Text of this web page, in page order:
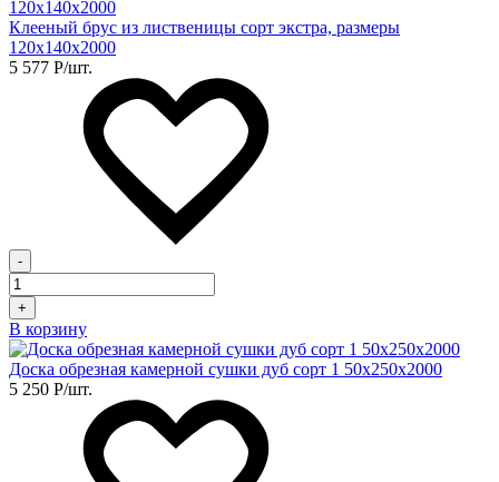
Клееный брус из лиственицы сорт экстра, размеры
120х140х2000
5 577 Р/шт.
-
+
В корзину
Доска обрезная камерной сушки дуб сорт 1 50х250х2000
5 250 Р/шт.